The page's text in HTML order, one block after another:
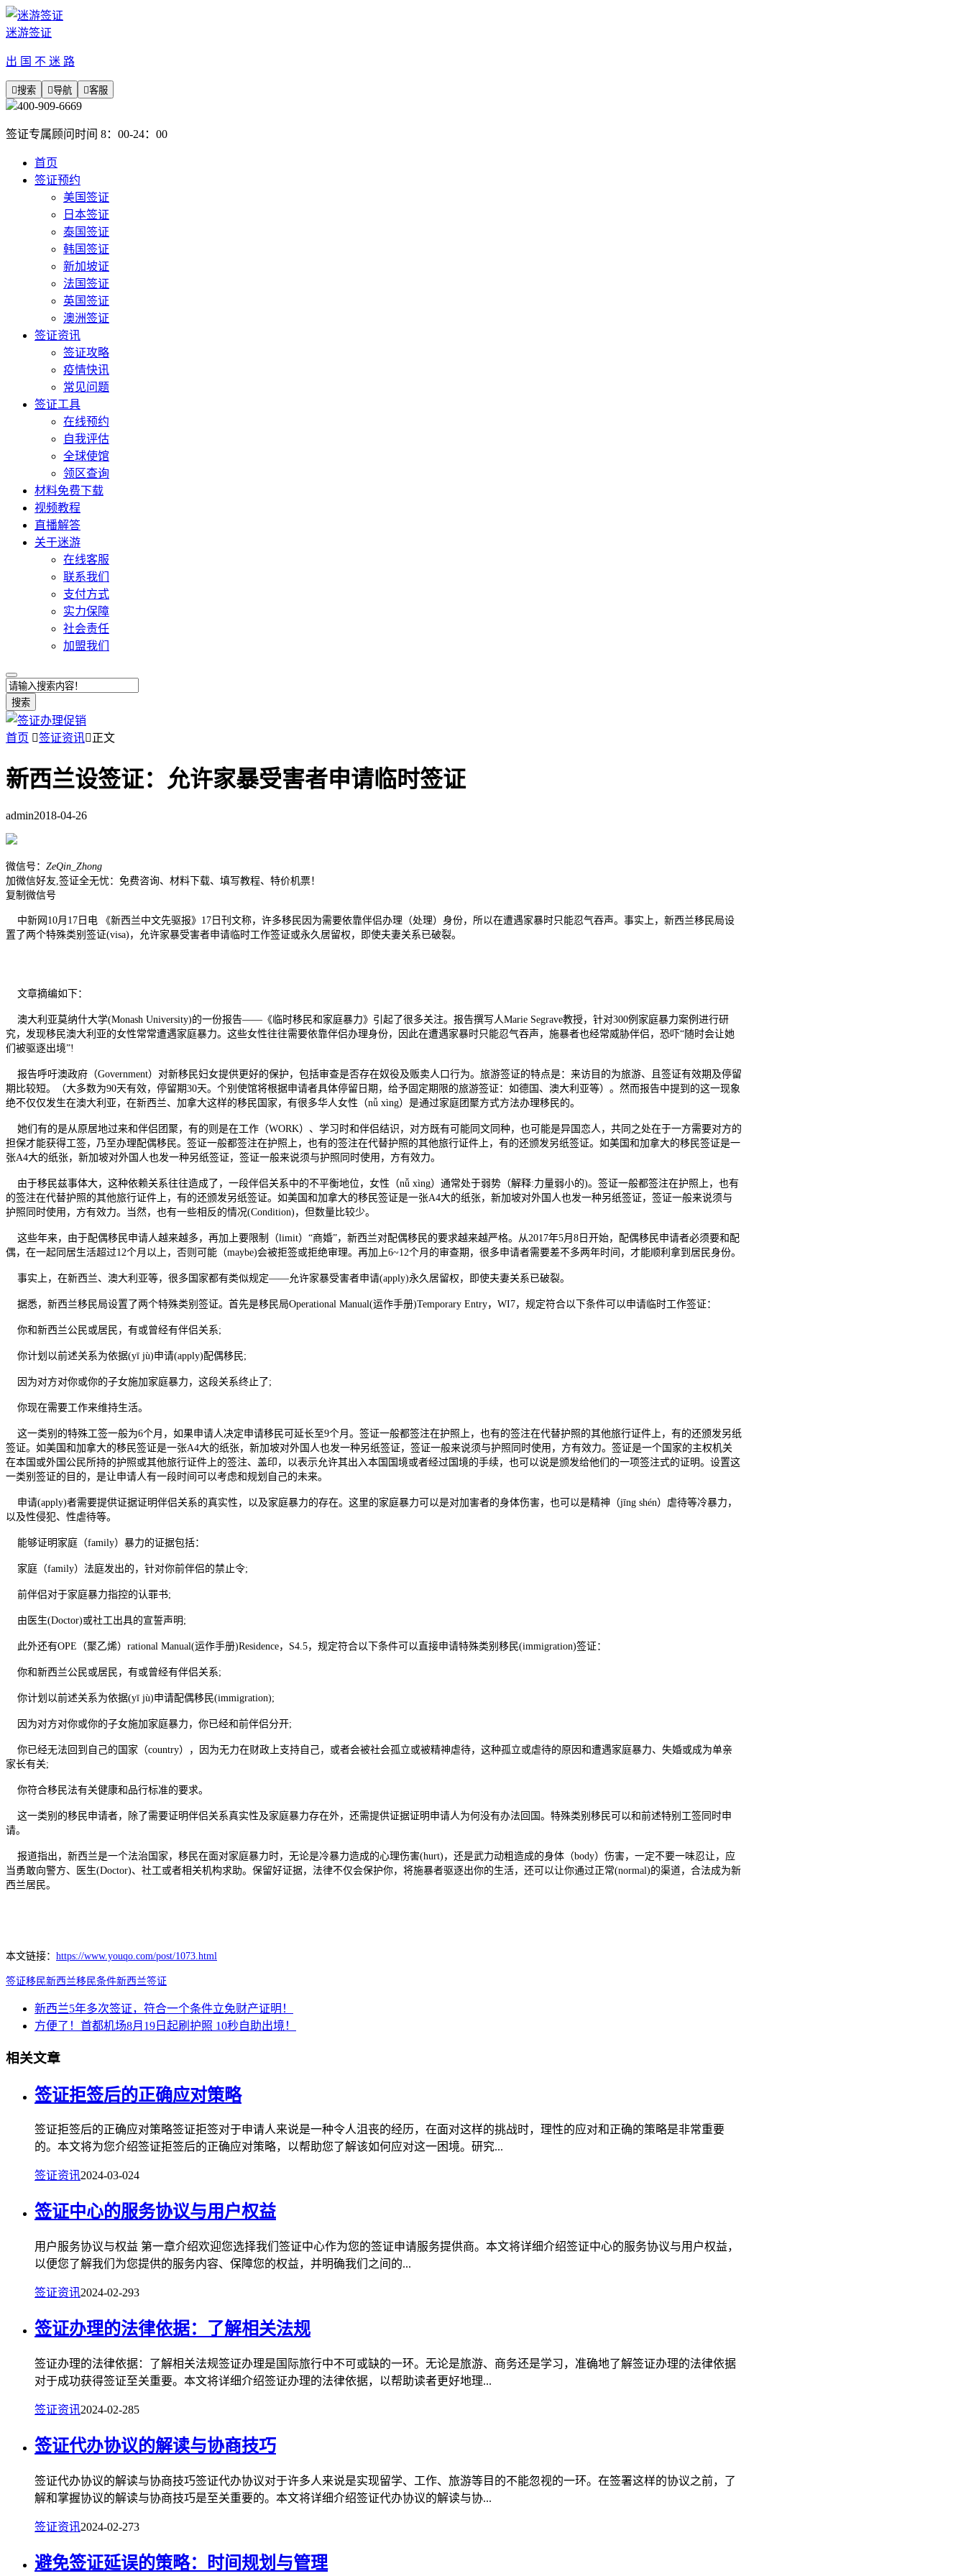
迷游签证
出 国 不 迷 路
搜索 导航 客服
400-909-6669
签证专属顾问时间 8：00-24：00
首页
签证预约
美国签证
日本签证
泰国签证
韩国签证
新加坡证
法国签证
英国签证
澳洲签证
签证资讯
签证攻略
疫情快讯
常见问题
签证工具
在线预约
自我评估
全球使馆
领区查询
材料免费下载
视频教程
直播解答
关于迷游
在线客服
联系我们
支付方式
实力保障
社会责任
加盟我们
搜索
首页 签证资讯正文
新西兰设签证：允许家暴受害者申请临时签证
admin2018-04-26
微信号： ZeQin_Zhong
加微信好友,签证全无忧：免费咨询、材料下载、填写教程、特价机票！
复制微信号
中新网10月17日电 《新西兰中文先驱报》17日刊文称，许多移民因为需要依靠伴侣办理（处理）身份，所以在遭遇家暴时只能忍气吞声。事实上，新西兰移民局设
置了两个特殊类别签证(visa)，允许家暴受害者申请临时工作签证或永久居留权，即使夫妻关系已破裂。
文章摘编如下：
澳大利亚莫纳什大学(Monash University)的一份报告――《临时移民和家庭暴力》引起了很多关注。报告撰写人Marie Segrave教授，针对300例家庭暴力案例进行研
究，发现移民澳大利亚的女性常常遭遇家庭暴力。这些女性往往需要依靠伴侣办理身份，因此在遭遇家暴时只能忍气吞声，施暴者也经常威胁伴侣，恐吓“随时会让她
们被驱逐出境”!
报告呼吁澳政府（Government）对新移民妇女提供更好的保护，包括审查是否存在奴役及贩卖人口行为。旅游签证的特点是：来访目的为旅游、且签证有效期及停留
期比较短。（大多数为90天有效，停留期30天。个别使馆将根据申请者具体停留日期，给予固定期限的旅游签证：如德国、澳大利亚等）。然而报告中提到的这一现象
绝不仅仅发生在澳大利亚，在新西兰、加拿大这样的移民国家，有很多华人女性（nǚ xìng）是通过家庭团聚方式方法办理移民的。
她们有的是从原居地过来和伴侣团聚，有的则是在工作（WORK）、学习时和伴侣结识，对方既有可能同文同种，也可能是异国恋人，共同之处在于一方需要对方的
担保才能获得工签，乃至办理配偶移民。签证一般都签注在护照上，也有的签注在代替护照的其他旅行证件上，有的还颁发另纸签证。如美国和加拿大的移民签证是一
张A4大的纸张，新加坡对外国人也发一种另纸签证，签证一般来说须与护照同时使用，方有效力。
由于移民兹事体大，这种依赖关系往往造成了，一段伴侣关系中的不平衡地位，女性（nǚ xìng）通常处于弱势（解释:力量弱小的)。签证一般都签注在护照上，也有
的签注在代替护照的其他旅行证件上，有的还颁发另纸签证。如美国和加拿大的移民签证是一张A4大的纸张，新加坡对外国人也发一种另纸签证，签证一般来说须与
护照同时使用，方有效力。当然，也有一些相反的情况(Condition)，但数量比较少。
这些年来，由于配偶移民申请人越来越多，再加上要限制（limit）“商婚”，新西兰对配偶移民的要求越来越严格。从2017年5月8日开始，配偶移民申请者必须要和配
偶，在一起同居生活超过12个月以上，否则可能（maybe)会被拒签或拒绝审理。再加上6~12个月的审查期，很多申请者需要差不多两年时间，才能顺利拿到居民身份。
事实上，在新西兰、澳大利亚等，很多国家都有类似规定――允许家暴受害者申请(apply)永久居留权，即使夫妻关系已破裂。
据悉，新西兰移民局设置了两个特殊类别签证。首先是移民局Operational Manual(运作手册)Temporary Entry，WI7，规定符合以下条件可以申请临时工作签证：
你和新西兰公民或居民，有或曾经有伴侣关系;
你计划以前述关系为依据(yī jù)申请(apply)配偶移民;
因为对方对你或你的子女施加家庭暴力，这段关系终止了;
你现在需要工作来维持生活。
这一类别的特殊工签一般为6个月，如果申请人决定申请移民可延长至9个月。签证一般都签注在护照上，也有的签注在代替护照的其他旅行证件上，有的还颁发另纸
签证。如美国和加拿大的移民签证是一张A4大的纸张，新加坡对外国人也发一种另纸签证，签证一般来说须与护照同时使用，方有效力。签证是一个国家的主权机关
在本国或外国公民所持的护照或其他旅行证件上的签注、盖印，以表示允许其出入本国国境或者经过国境的手续，也可以说是颁发给他们的一项签注式的证明。设置这
一类别签证的目的，是让申请人有一段时间可以考虑和规划自己的未来。
申请(apply)者需要提供证据证明伴侣关系的真实性，以及家庭暴力的存在。这里的家庭暴力可以是对加害者的身体伤害，也可以是精神（jīng shén）虐待等冷暴力，
以及性侵犯、性虐待等。
能够证明家庭（family）暴力的证据包括：
家庭（family）法庭发出的，针对你前伴侣的禁止令;
前伴侣对于家庭暴力指控的认罪书;
由医生(Doctor)或社工出具的宣誓声明;
此外还有OPE（聚乙烯）rational Manual(运作手册)Residence，S4.5，规定符合以下条件可以直接申请特殊类别移民(immigration)签证：
你和新西兰公民或居民，有或曾经有伴侣关系;
你计划以前述关系为依据(yī jù)申请配偶移民(immigration);
因为对方对你或你的子女施加家庭暴力，你已经和前伴侣分开;
你已经无法回到自己的国家（country），因为无力在财政上支持自己，或者会被社会孤立或被精神虐待，这种孤立或虐待的原因和遭遇家庭暴力、失婚或成为单亲
家长有关;
你符合移民法有关健康和品行标准的要求。
这一类别的移民申请者，除了需要证明伴侣关系真实性及家庭暴力存在外，还需提供证据证明申请人为何没有办法回国。特殊类别移民可以和前述特别工签同时申
请。
报道指出，新西兰是一个法治国家，移民在面对家庭暴力时，无论是冷暴力造成的心理伤害(hurt)，还是武力动粗造成的身体（body）伤害，一定不要一味忍让，应
当勇敢向警方、医生(Doctor)、社工或者相关机构求助。保留好证据，法律不仅会保护你，将施暴者驱逐出你的生活，还可以让你通过正常(normal)的渠道，合法成为新
西兰居民。
本文链接： https://www.youqo.com/post/1073.html
签证移民新西兰移民条件新西兰签证
新西兰5年多次签证，符合一个条件立免财产证明！
方便了！首都机场8月19日起刷护照 10秒自助出境！
相关文章
签证拒签后的正确应对策略
签证拒签后的正确应对策略签证拒签对于申请人来说是一种令人沮丧的经历，在面对这样的挑战时，理性的应对和正确的策略是非常重要
的。本文将为您介绍签证拒签后的正确应对策略，以帮助您了解该如何应对这一困境。研究...
签证资讯2024-03-024
签证中心的服务协议与用户权益
用户服务协议与权益 第一章介绍欢迎您选择我们签证中心作为您的签证申请服务提供商。本文将详细介绍签证中心的服务协议与用户权益，
以便您了解我们为您提供的服务内容、保障您的权益，并明确我们之间的...
签证资讯2024-02-293
签证办理的法律依据：了解相关法规
签证办理的法律依据：了解相关法规签证办理是国际旅行中不可或缺的一环。无论是旅游、商务还是学习，准确地了解签证办理的法律依据
对于成功获得签证至关重要。本文将详细介绍签证办理的法律依据，以帮助读者更好地理...
签证资讯2024-02-285
签证代办协议的解读与协商技巧
签证代办协议的解读与协商技巧签证代办协议对于许多人来说是实现留学、工作、旅游等目的不能忽视的一环。在签署这样的协议之前，了
解和掌握协议的解读与协商技巧是至关重要的。本文将详细介绍签证代办协议的解读与协...
签证资讯2024-02-273
避免签证延误的策略：时间规划与管理